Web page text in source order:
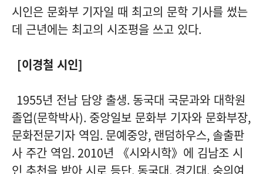
시인은 문화부 기자일 때 최고의 문학 기사를 썼는
데 근년에는 최고의 시조평을 쓰고 있다.
[이경철 시인]
1955년 전남 담양 출생. 동국대 국문과와 대학원
졸업(문학박사). 중앙일보 문화부 기자와 문화부장,
문화전문기자 역임. 문예중앙, 랜덤하우스, 솔출판
사 주간 역임. 2010년 《시와시학》에 김남조 시
인 추천을 받아 시로 등단. 동국대, 경기대, 숭의여